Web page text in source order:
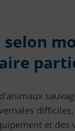
et des